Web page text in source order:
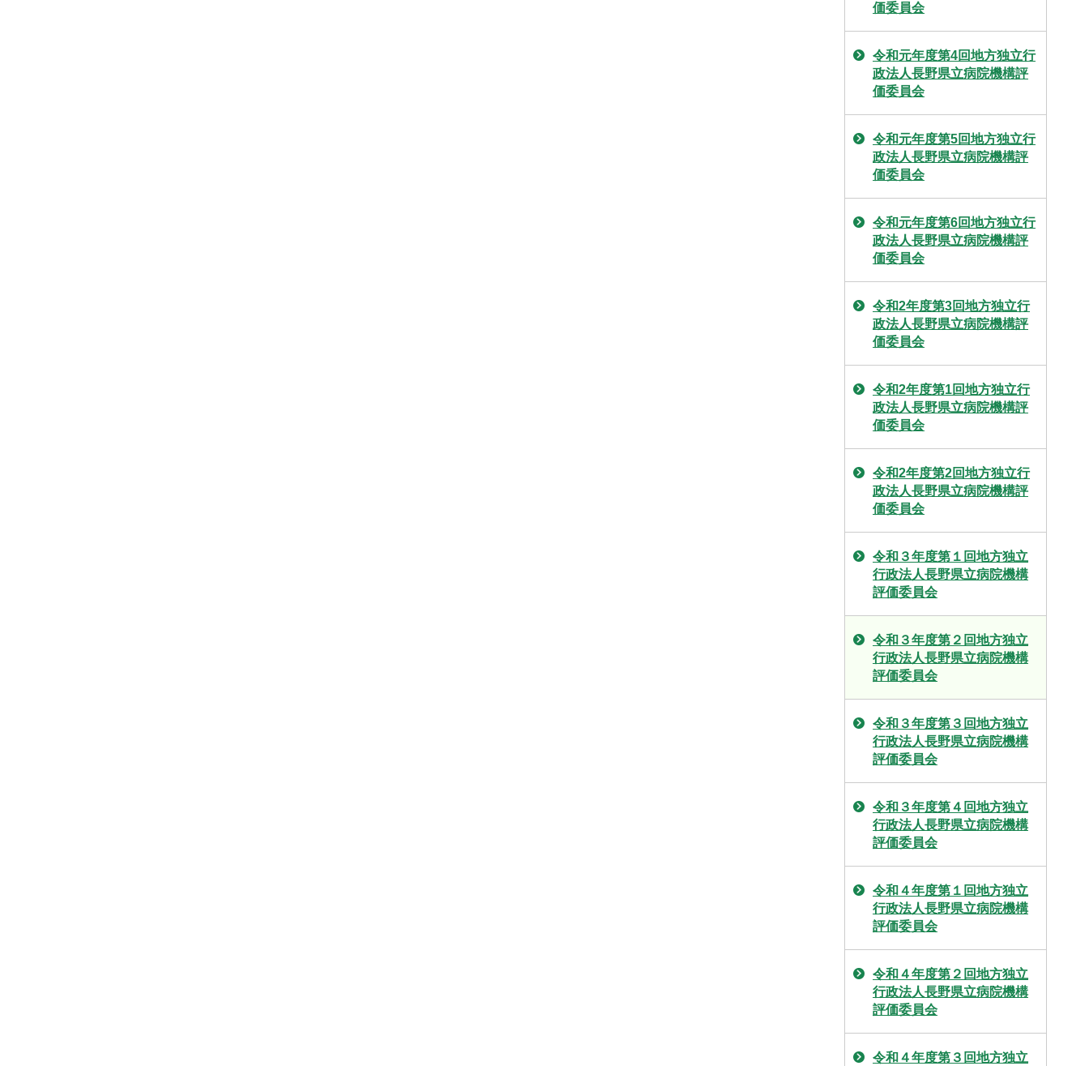
価委員会
令和元年度第4回地方独立行
政法人長野県立病院機構評
価委員会
令和元年度第5回地方独立行
政法人長野県立病院機構評
価委員会
令和元年度第6回地方独立行
政法人長野県立病院機構評
価委員会
令和2年度第3回地方独立行
政法人長野県立病院機構評
価委員会
令和2年度第1回地方独立行
政法人長野県立病院機構評
価委員会
令和2年度第2回地方独立行
政法人長野県立病院機構評
価委員会
令和３年度第１回地方独立
行政法人長野県立病院機構
評価委員会
令和３年度第２回地方独立
行政法人長野県立病院機構
評価委員会
令和３年度第３回地方独立
行政法人長野県立病院機構
評価委員会
令和３年度第４回地方独立
行政法人長野県立病院機構
評価委員会
令和４年度第１回地方独立
行政法人長野県立病院機構
評価委員会
令和４年度第２回地方独立
行政法人長野県立病院機構
評価委員会
令和４年度第３回地方独立